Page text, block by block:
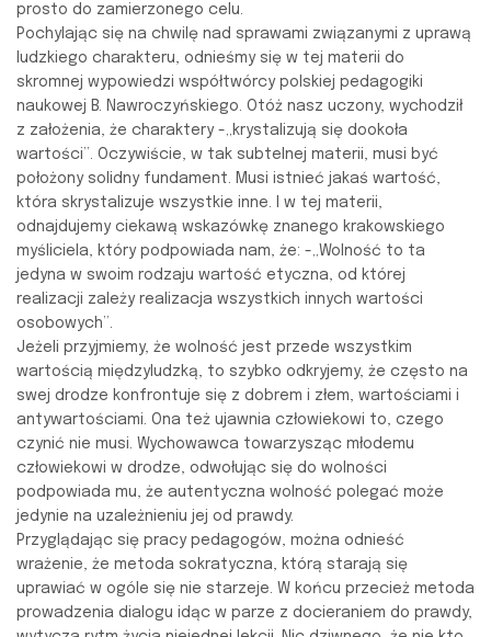
prosto do zamierzonego celu.
Pochylając się na chwilę nad sprawami związanymi z uprawą
ludzkiego charakteru, odnieśmy się w tej materii do
skromnej wypowiedzi współtwórcy polskiej pedagogiki
naukowej B. Nawroczyńskiego. Otóż nasz uczony, wychodził
z założenia, że charaktery -„krystalizują się dookoła
wartości”. Oczywiście, w tak subtelnej materii, musi być
położony solidny fundament. Musi istnieć jakaś wartość,
która skrystalizuje wszystkie inne. I w tej materii,
odnajdujemy ciekawą wskazówkę znanego krakowskiego
myśliciela, który podpowiada nam, że: -„Wolność to ta
jedyna w swoim rodzaju wartość etyczna, od której
realizacji zależy realizacja wszystkich innych wartości
osobowych”.
Jeżeli przyjmiemy, że wolność jest przede wszystkim
wartością międzyludzką, to szybko odkryjemy, że często na
swej drodze konfrontuje się z dobrem i złem, wartościami i
antywartościami. Ona też ujawnia człowiekowi to, czego
czynić nie musi. Wychowawca towarzysząc młodemu
człowiekowi w drodze, odwołując się do wolności
podpowiada mu, że autentyczna wolność polegać może
jedynie na uzależnieniu jej od prawdy.
Przyglądając się pracy pedagogów, można odnieść
wrażenie, że metoda sokratyczna, którą starają się
uprawiać w ogóle się nie starzeje. W końcu przecież metoda
prowadzenia dialogu idąc w parze z docieraniem do prawdy,